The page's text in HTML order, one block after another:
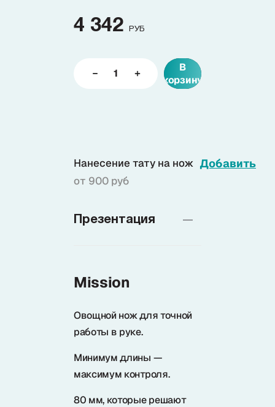
Спецпредложения и уценка
Problem@samura.ru
По вопросам качества
Samura в соцсетях
4 342 РУБ
В
корзину
Нанесение тату на нож
от 900 руб
Добавить
Презентация
Mission
Овощной нож для точной
работы в руке.
Минимум длины —
максимум контроля.
80 мм, которые решают